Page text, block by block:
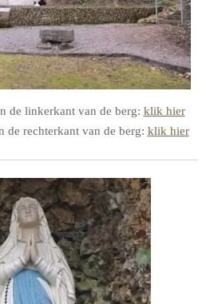
de linkerkant van de berg: klik hier
de rechterkant van de berg: klik hier